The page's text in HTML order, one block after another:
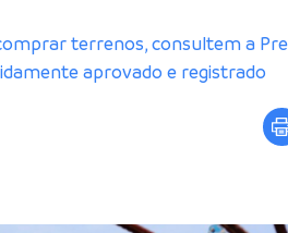
terrenos, consultem a
aprovado e registrado